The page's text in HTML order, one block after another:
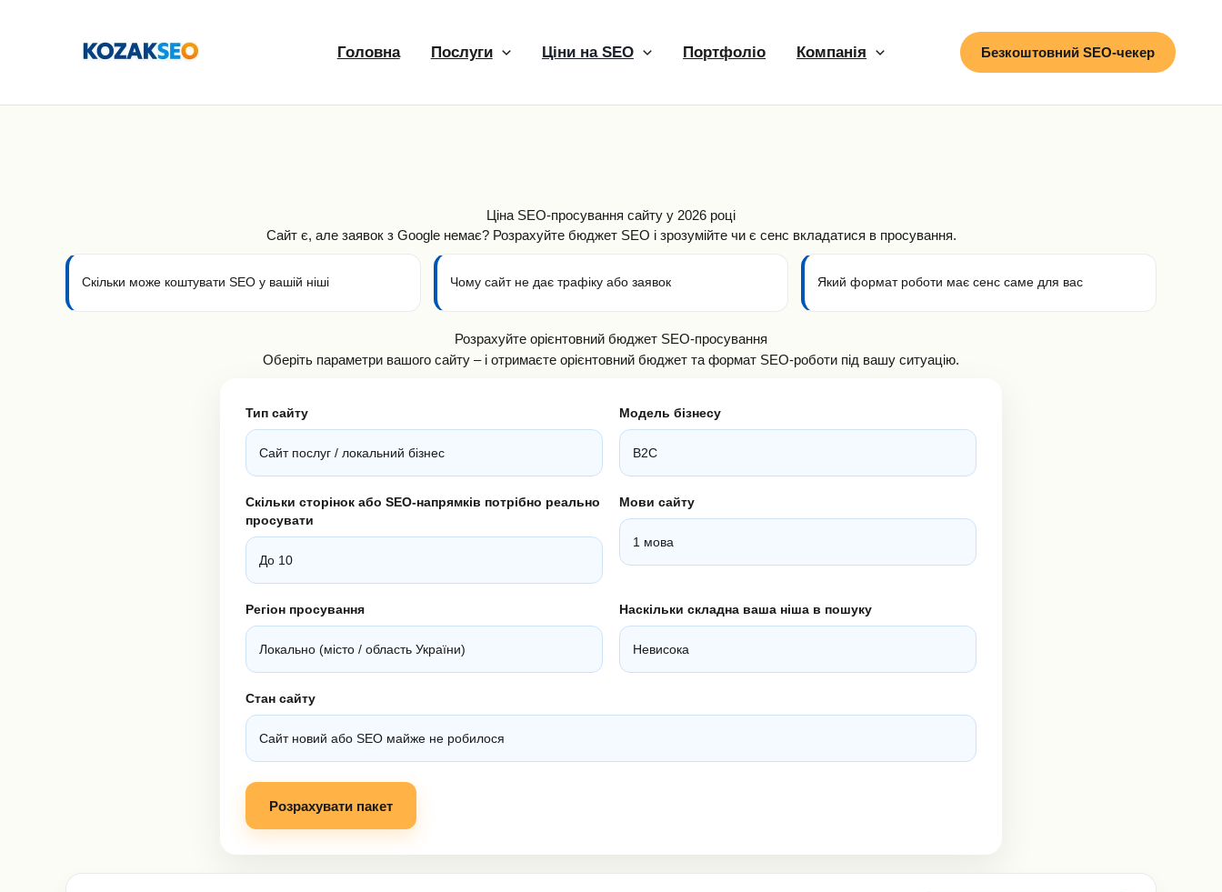
Головна Послуги Ціни на SEO Портфоліо Компанія Безкоштовний SEO-чекер
Ціна SEO-просування сайту у 2026 році
Сайт є, але заявок з Google немає? Розрахуйте бюджет SEO і зрозумійте чи є сенс вкладатися в просування.
Скільки може коштувати SEO у вашій ніші Чому сайт не дає трафіку або заявок Який формат роботи має сенс саме для вас
Розрахуйте орієнтовний бюджет SEO-просування
Оберіть параметри вашого сайту – і отримаєте орієнтовний бюджет та формат SEO-роботи під вашу ситуацію.
Тип сайту Модель бізнесу
Скільки сторінок або SEO-напрямків потрібно реально
просувати
Мови сайту
Регіон просування Наскільки складна ваша ніша в пошуку
Стан сайту
Розрахувати пакет